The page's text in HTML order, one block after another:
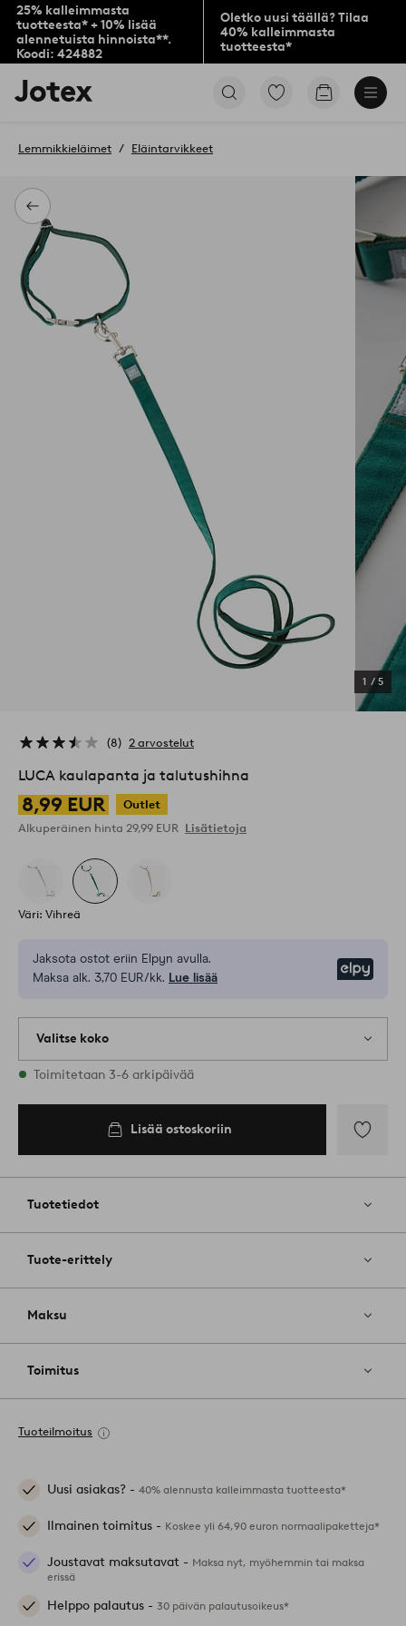
25% kalleimmasta
tuotteesta* + 10% lisää
alennetuista hinnoista**.
Koodi: 424882
Oletko uusi täällä? Tilaa
40% kalleimmasta
tuotteesta*
Jotex-
logo
aloitussivulle
Siirry
Siirry
Takaisin
Lemmikkieläimet Eläintarvikkeet
1 / 5
8 2 arvostelut
LUCA kaulapanta ja talutushihna
8,99 EUR
Outlet
Alkuperäinen hinta 29,99 EUR Lisätietoja
Väri: Vihreä
Jaksota ostot eriin Elpyn avulla.
Maksa alk. 3,70 EUR/kk. Lue lisää
Valitse koko
1 varastossa olevat koot
Toimitetaan 3-6 arkipäivää
Lisää Lisää ostoskoriin
Tuotetiedot
Tuote-erittely
Maksu
Toimitus
Tuoteilmoitus
Uusi asiakas? - 40% alennusta kalleimmasta tuotteesta*
Ilmainen toimitus - Koskee yli 64,90 euron normaalipaketteja*
Joustavat maksutavat - Maksa nyt, myöhemmin tai maksa
erissä
Helppo palautus - 30 päivän palautusoikeus*